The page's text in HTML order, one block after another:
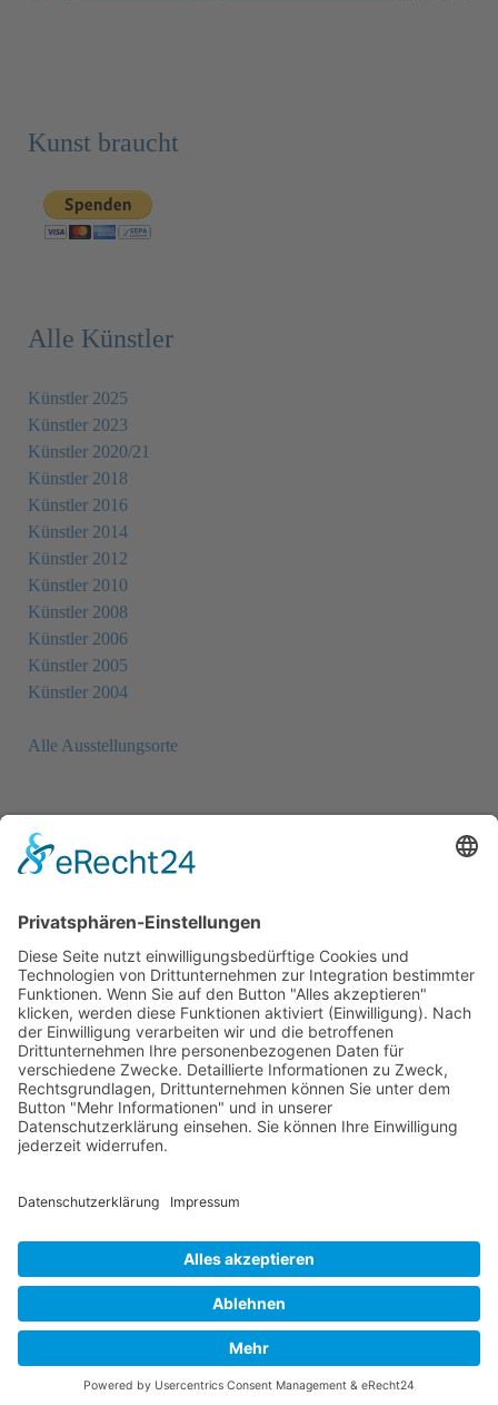
Kunst braucht
Alle Künstler
Künstler 2025
Künstler 2023
Künstler 2020/21
Künstler 2018
Künstler 2016
Künstler 2014
Künstler 2012
Künstler 2010
Künstler 2008
Künstler 2006
Künstler 2005
Künstler 2004
Alle Ausstellungsorte
Newsletter
Sie möchten unseren Newsletter erhalten?
Schreiben Sie einfach eine Mail an:
newsletter@bewegter-wind.de
Cookie-Einstellungen
Datenschutz Impressum
Intern
© 2004 - 2026 bewegter wind e.V.